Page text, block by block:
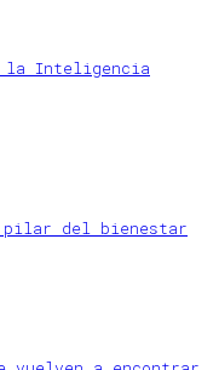
la Inteligencia
pilar del bienestar